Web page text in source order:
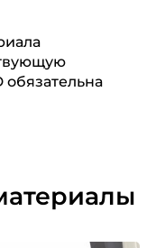
обязательна